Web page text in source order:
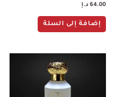
64.00 د.إ
إضافة إلى السلة